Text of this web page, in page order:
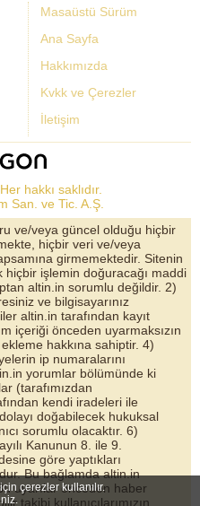
Masaüstü Sürüm
Ana Sayfa
Hakkımızda
Kvkk ve Çerezler
İletişim
hakkı saklıdır.
San. ve Tic. A.Ş.
ve/veya güncel olduğu hiçbir
hiçbir veri ve/veya
girmemektedir. Sitenin
hiçbir işlemin doğuracağı maddi
altin.in sorumlu değildir. 2)
ve bilgisayarınız
altin.in tarafından kayıt
içeriği önceden uyarmaksızın
hakkına sahiptir. 4)
ip numaralarını
yorumlar bölümünde ki
(tarafımızdan
kendi iradeleri ile
doğabilecek hukuksal
sorumlu olacaktır. 6)
Kanunun 8. ile 9.
göre yaptıkları
Bu bağlamda altin.in
uyarılar önceden haber
takibi kullanıcılarımızın
çerezler kullanılır.